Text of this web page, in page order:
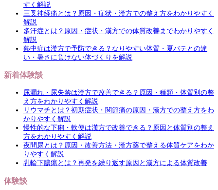
すく解説
三叉神経痛とは？原因・症状・漢方での整え方をわかりやすく
解説
多汗症とは？原因・症状・漢方での体質改善までわかりやすく
解説
熱中症は漢方で予防できる？なりやすい体質・夏バテとの違
い・暑さに負けない体づくりを解説
新着体験談
尿漏れ・尿失禁は漢方で改善できる？原因・種類・体質別の整
え方をわかりやすく解説
リウマチとは？初期症状・関節痛の原因・漢方での整え方をわ
かりやすく解説
慢性的な下痢・軟便は漢方で改善できる？原因と体質別の整え
方をわかりやすく解説
夜間尿とは？原因・改善方法・漢方薬で整える体質ケアをわか
りやすく解説
乳輪下膿瘍とは？再発を繰り返す原因と漢方による体質改善
体験談